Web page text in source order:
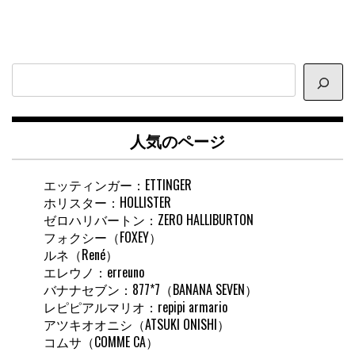
サ
内
索
人気のページ
エッティンガー：ETTINGER
ホリスター：HOLLISTER
ゼロハリバートン：ZERO HALLIBURTON
フォクシー（FOXEY）
ルネ（René）
エレウノ：erreuno
バナナセブン：877*7（BANANA SEVEN）
レピピアルマリオ：repipi armario
アツキオオニシ（ATSUKI ONISHI）
コムサ（COMME CA）